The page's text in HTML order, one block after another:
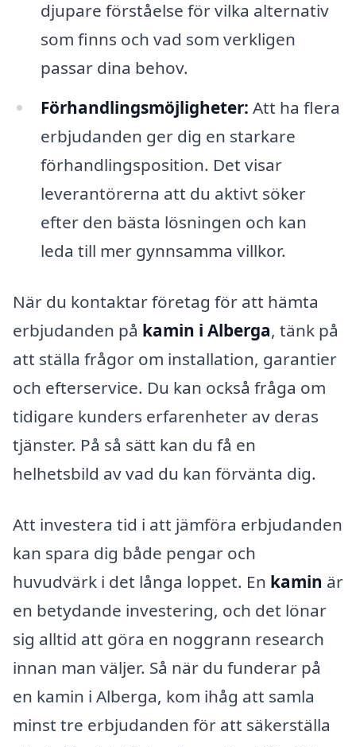
djupare förståelse för vilka alternativ
som finns och vad som verkligen
passar dina behov.
Förhandlingsmöjligheter: Att ha flera
erbjudanden ger dig en starkare
förhandlingsposition. Det visar
leverantörerna att du aktivt söker
efter den bästa lösningen och kan
leda till mer gynnsamma villkor.
När du kontaktar företag för att hämta
erbjudanden på kamin i Alberga, tänk på
att ställa frågor om installation, garantier
och efterservice. Du kan också fråga om
tidigare kunders erfarenheter av deras
tjänster. På så sätt kan du få en
helhetsbild av vad du kan förvänta dig.
Att investera tid i att jämföra erbjudanden
kan spara dig både pengar och
huvudvärk i det långa loppet. En kamin är
en betydande investering, och det lönar
sig alltid att göra en noggrann research
innan man väljer. Så när du funderar på
en kamin i Alberga, kom ihåg att samla
minst tre erbjudanden för att säkerställa